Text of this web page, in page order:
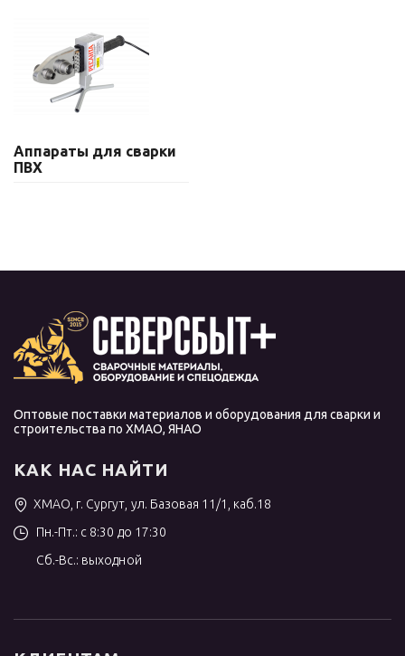
Аппараты для сварки
ПВХ
Оптовые поставки материалов и оборудования для сварки и
строительства по ХМАО, ЯНАО
КАК НАС НАЙТИ
ХМАО, г. Сургут, ул. Базовая 11/1, каб.18
Пн.-Пт.: с 8:30 до 17:30
Сб.-Вс.: выходной